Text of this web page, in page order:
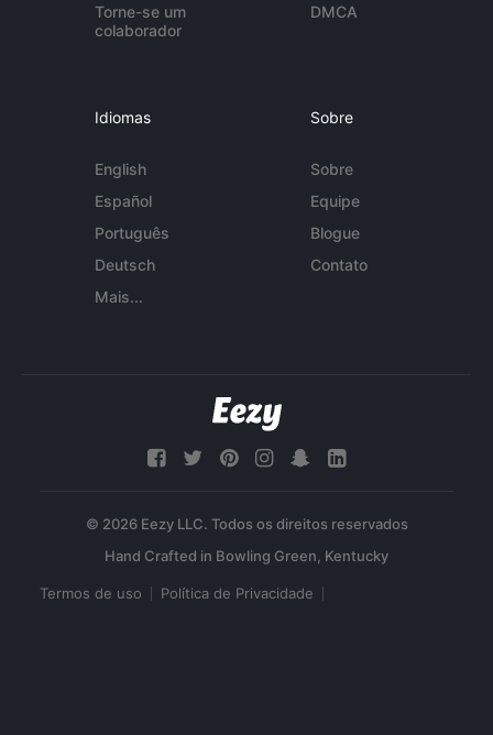
Torne-se um
colaborador
DMCA
Idiomas
English
Español
Português
Deutsch
Mais...
Sobre
Sobre
Equipe
Blogue
Contato
© 2026 Eezy LLC. Todos os direitos reservados
Termos de uso Política de Privacidade